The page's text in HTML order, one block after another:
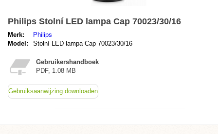
Philips Stolní LED lampa Cap 70023/30/16
Merk:
Philips
Model:
Stolní LED lampa Cap 70023/30/16
Gebruikershandboek
PDF, 1.08 MB
Gebruiksaanwijzing downloaden